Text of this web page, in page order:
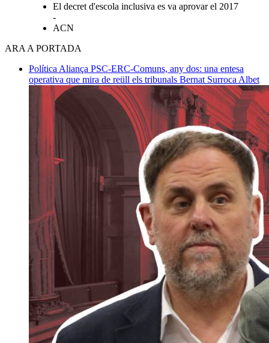
El decret d'escola inclusiva es va aprovar el 2017
-
ACN
ARA A PORTADA
Política Aliança PSC-ERC-Comuns, any dos: una entesa
operativa que mira de reüll els tribunals Bernat Surroca Albet